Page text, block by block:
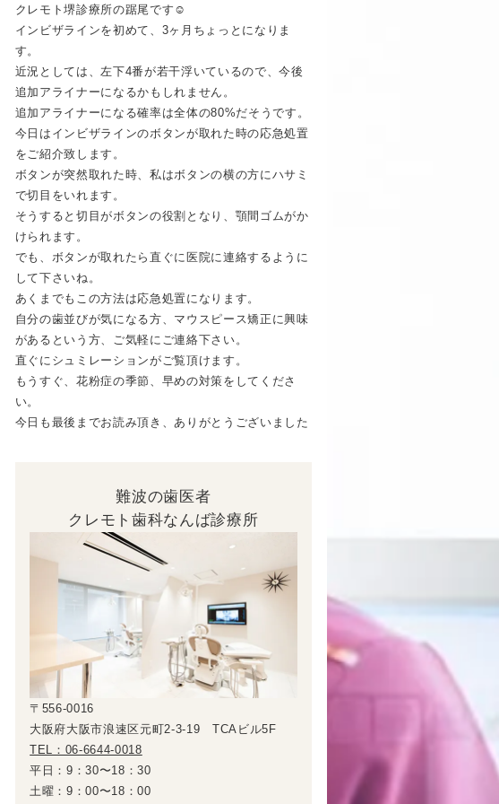
クレモト堺診療所の踞尾です☺️
インビザラインを初めて、3ヶ月ちょっとになりま
す。
近況としては、左下4番が若干浮いているので、今後
追加アライナーになるかもしれません。
追加アライナーになる確率は全体の80%だそうです。
今日はインビザラインのボタンが取れた時の応急処置
をご紹介致します。
ボタンが突然取れた時、私はボタンの横の方にハサミ
で切目をいれます。
そうすると切目がボタンの役割となり、顎間ゴムがか
けられます。
でも、ボタンが取れたら直ぐに医院に連絡するように
して下さいね。
あくまでもこの方法は応急処置になります。
自分の歯並びが気になる方、マウスピース矯正に興味
があるという方、ご気軽にご連絡下さい。
直ぐにシュミレーションがご覧頂けます。
もうすぐ、花粉症の季節、早めの対策をしてくださ
い。
今日も最後までお読み頂き、ありがとうございました
難波の歯医者
クレモト歯科なんば診療所
〒556-0016
大阪府大阪市浪速区元町2-3-19 TCAビル5F
TEL：06-6644-0018
平日：9：30〜18：30
土曜：9：00〜18：00